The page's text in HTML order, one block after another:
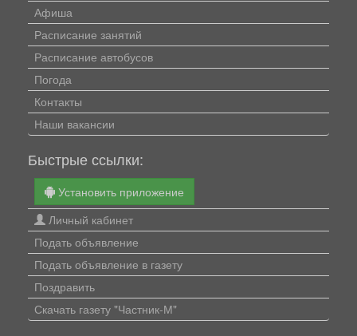
Афиша
Расписание занятий
Расписание автобусов
Погода
Контакты
Наши вакансии
Быстрые ссылки:
Установить приложение
Личный кабинет
Подать объявление
Подать объявление в газету
Поздравить
Скачать газету "Частник-М"